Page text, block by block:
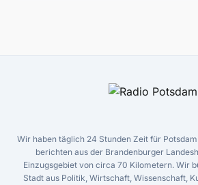
Wir haben täglich 24 Stunden Zeit für
berichten aus der Brandenburger
Einzugsgebiet von circa 70 Kilometern. Wir
Stadt aus Politik, Wirtschaft, Wissenschaft,